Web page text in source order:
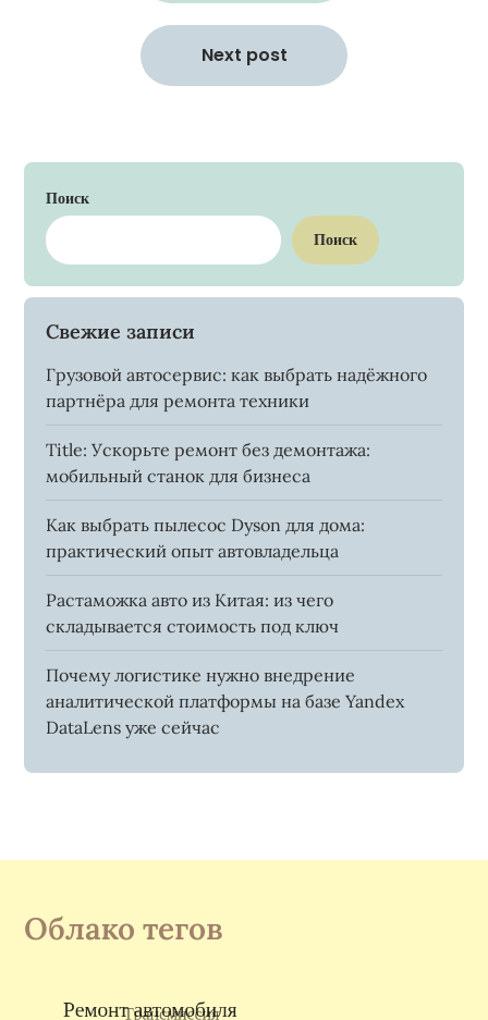
Next post
Поиск
Поиск
Свежие записи
Грузовой автосервис: как выбрать надёжного
партнёра для ремонта техники
Title: Ускорьте ремонт без демонтажа:
мобильный станок для бизнеса
Как выбрать пылесос Dyson для дома:
практический опыт автовладельца
Растаможка авто из Китая: из чего
складывается стоимость под ключ
Почему логистике нужно внедрение
аналитической платформы на базе Yandex
DataLens уже сейчас
Облако тегов